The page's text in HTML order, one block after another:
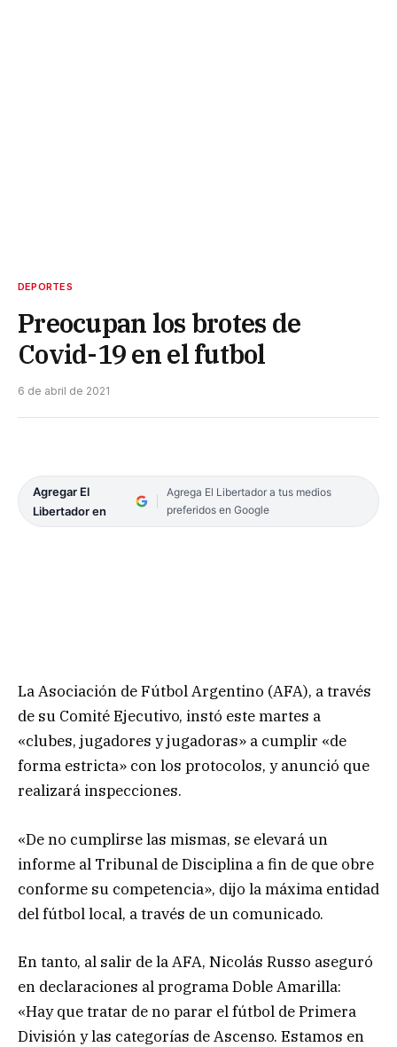
DEPORTES
Preocupan los brotes de
Covid-19 en el futbol
6 de abril de 2021
Agregar El
Libertador en
Agrega El Libertador a tus medios
preferidos en Google
La Asociación de Fútbol Argentino (AFA), a través
de su Comité Ejecutivo, instó este martes a
«clubes, jugadores y jugadoras» a cumplir «de
forma estricta» con los protocolos, y anunció que
realizará inspecciones.
«De no cumplirse las mismas, se elevará un
informe al Tribunal de Disciplina a fin de que obre
conforme su competencia», dijo la máxima entidad
del fútbol local, a través de un comunicado.
En tanto, al salir de la AFA, Nicolás Russo aseguró
en declaraciones al programa Doble Amarilla:
«Hay que tratar de no parar el fútbol de Primera
División y las categorías de Ascenso. Estamos en